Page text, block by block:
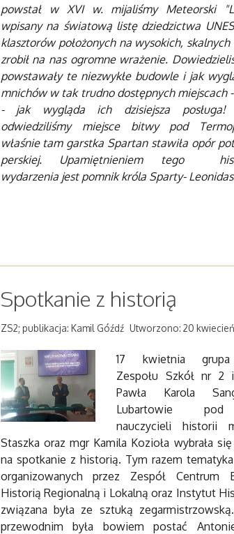
powstał w XVI w. mijaliśmy Meteorski
wpisany na światową listę dziedzictwa
klasztorów położonych na wysokich,
zrobił na nas ogromne wrażenie.
powstawały te niezwykłe budowle i jak
mnichów w tak trudno dostępnych miejscach
- jak wygląda ich dzisiejsza posługa!
odwiedziliśmy miejsce bitwy pod
właśnie tam garstka Spartan stawiła opór
perskiej. Upamiętnieniem tego
wydarzenia jest pomnik króla Sparty-
Spotkanie z historią
ZS2; publikacja: Kamil Góźdź Utworzono: 20
17 kwietnia
Zespołu Szkół nr 2
Pawła Karola
Lubartowie
nauczycieli historii
Staszka oraz mgr Kamila Kozioła wybrała
na spotkanie z historią. Tym razem
organizowanych przez Zespół Centrum
Historią Regionalną i Lokalną oraz Instytut
związana była ze sztuką
przewodnim była bowiem postać